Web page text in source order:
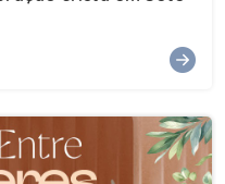
Profissional
FAÇA